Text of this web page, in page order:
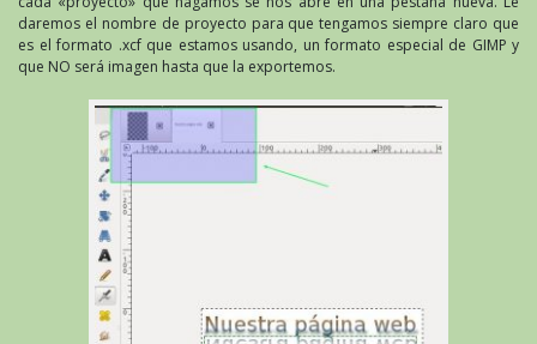
daremos el nombre de proyecto para que tengamos siempre claro que
es el formato .xcf que estamos usando, un formato especial de GIMP y
que NO será imagen hasta que la exportemos.